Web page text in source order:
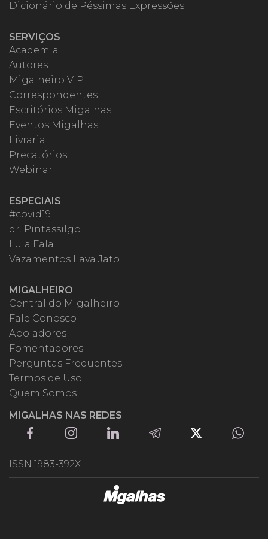
Dicionário de Péssimas Expressões
SERVIÇOS
Academia
Autores
Migalheiro VIP
Correspondentes
Escritórios Migalhas
Eventos Migalhas
Livraria
Precatórios
Webinar
ESPECIAIS
#covid19
dr. Pintassilgo
Lula Fala
Vazamentos Lava Jato
MIGALHEIRO
Central do Migalheiro
Fale Conosco
Apoiadores
Fomentadores
Perguntas Frequentes
Termos de Uso
Quem Somos
MIGALHAS NAS REDES
ISSN 1983-392X